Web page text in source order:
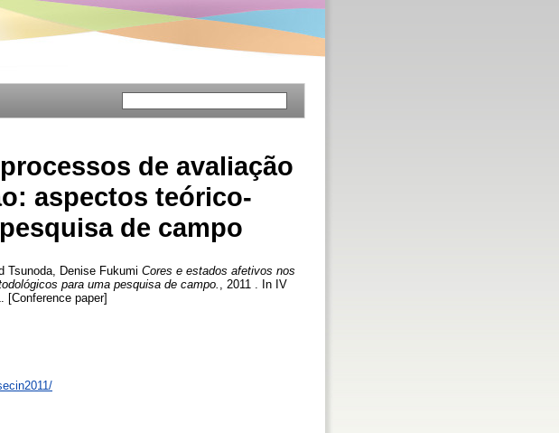
de avaliação
aspectos teórico-
de campo
Tsunoda, Denise Fukumi Cores e estados afetivos nos
para uma pesquisa de campo.
, 2011 . In IV
[Conference paper]